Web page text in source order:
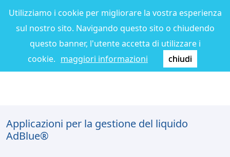
Utilizziamo i cookie per migliorare la vostra esperienza
sul nostro sito. Navigando questo sito o chiudendo
questo banner, l'utente accetta di utilizzare i
cookie. maggiori informazioni chiudi
Applicazioni per la gestione del liquido
AdBlue®